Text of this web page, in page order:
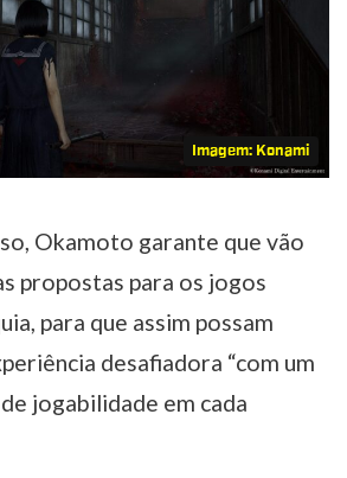
Imagem: Konami
Okamoto garante que vão
propostas para os jogos
para que assim possam
desafiadora “com um
jogabilidade em cada